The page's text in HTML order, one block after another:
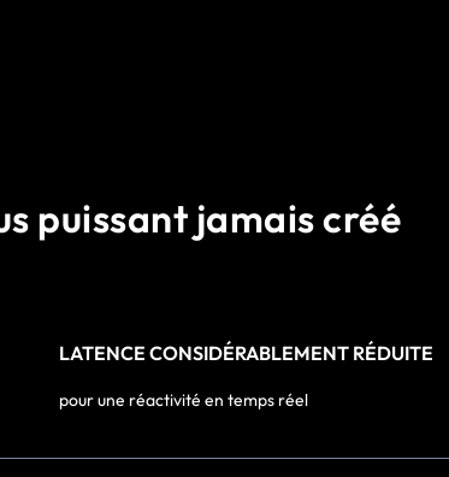
puissant jamais créé
LATENCE CONSIDÉRABLEMENT RÉDUITE
pour une réactivité en temps réel